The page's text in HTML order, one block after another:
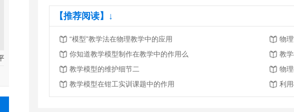
自然铜 正交面心格子 平行不整
【推荐阅读】↓
“模型”教学法在物理教学中的应用
物
你知道教学模型制作在教学中的作用么
教
教学模型的维护细节二
物
教学模型在钳工实训课题中的作用